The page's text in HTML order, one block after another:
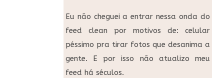
Eu não cheguei a entrar nessa onda do
feed clean por motivos de: celular
péssimo pra tirar fotos que desanima a
gente. E por isso não atualizo meu
feed há séculos.